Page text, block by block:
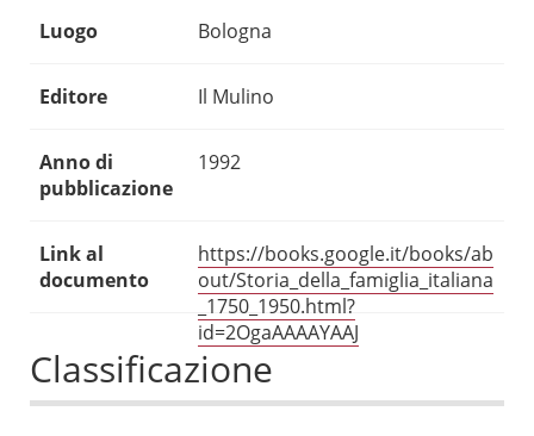
Luogo Bologna
Editore Il Mulino
Anno di
pubblicazione
1992
Link al
documento
https://books.google.it/books/ab
out/Storia_della_famiglia_italiana
_1750_1950.html?
id=2OgaAAAAYAAJ
Classificazione